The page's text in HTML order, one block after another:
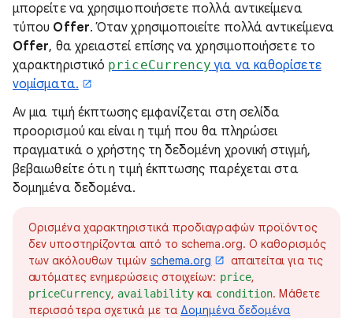
μπορείτε να χρησιμοποιήσετε πολλά αντικείμενα
τύπου Offer. Όταν χρησιμοποιείτε πολλά αντικείμενα
Offer, θα χρειαστεί επίσης να χρησιμοποιήσετε το
χαρακτηριστικό priceCurrency για να καθορίσετε
νομίσματα.
Αν μια τιμή έκπτωσης εμφανίζεται στη σελίδα
προορισμού και είναι η τιμή που θα πληρώσει
πραγματικά ο χρήστης τη δεδομένη χρονική στιγμή,
βεβαιωθείτε ότι η τιμή έκπτωσης παρέχεται στα
δομημένα δεδομένα.
Ορισμένα χαρακτηριστικά προδιαγραφών προϊόντος
δεν υποστηρίζονται από το schema.org. Ο καθορισμός
των ακόλουθων τιμών schema.org
απαιτείται για τις
αυτόματες ενημερώσεις στοιχείων: price,
priceCurrency, availability και condition. Μάθετε
περισσότερα σχετικά με τα Δομημένα δεδομένα